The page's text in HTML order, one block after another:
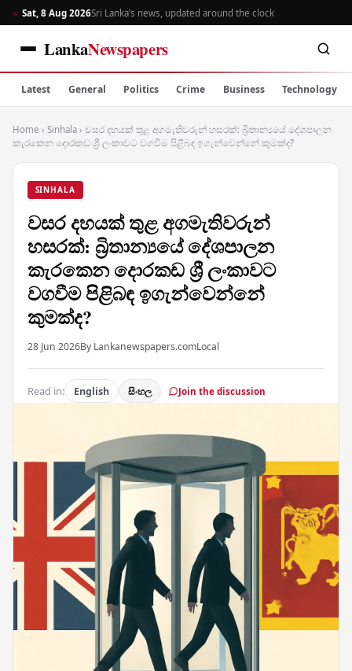
Sat, 8 Aug 2026Sri Lanka’s news, updated around the clock
LankaNewspapers
Latest General Politics Crime Business Technology
Home › Sinhala › වසර දහයක් තුළ අගමැතිවරුන් හසරක්: බ්‍රිතාන්‍යයේ දේශපාලන
කැරකෙන දොරකඩ ශ්‍රී ලංකාවට වගවීම පිළිබඳ ඉගැන්වෙන්නේ කුමක්ද?
SINHALA
වසර දහයක් තුළ අගමැතිවරුන්
හසරක්: බ්‍රිතාන්‍යයේ දේශපාලන
කැරකෙන දොරකඩ ශ්‍රී ලංකාවට
වගවීම පිළිබඳ ඉගැන්වෙන්නේ
කුමක්ද?
28 Jun 2026By Lankanewspapers.comLocal
Read in: English සිංහල Join the discussion